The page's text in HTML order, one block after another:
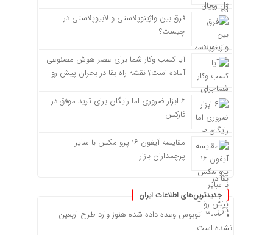
فرق بین واژینوپلاستی و لابیوپلاستی در
چیست؟
آیا کسب وکار شما برای عصر هوش مصنوعی
آماده است؟ نقشه راه بقا در بحران پیش رو
۶ ابزار ضروری اما رایگان برای ترید موفق در
فارکس
مقایسه آیفون ۱۶ پرو مکس با سایر
پرچمداران بازار
جدیدترین‌های اطلاعات ایران
۳۰۰۰ اتوبوس وعده داده شده هنوز وارد طرح اربعین
نشده است